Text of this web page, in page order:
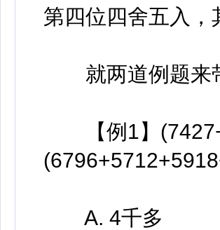
第四位四舍五入
就两道例题来带
【例1】
A. 4千多